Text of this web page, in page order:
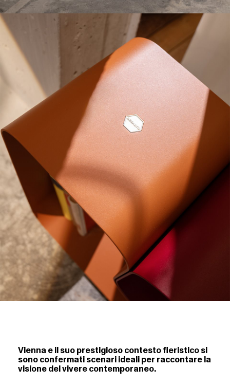
Vienna e il suo prestigioso contesto fieristico si
sono confermati scenari ideali per raccontare la
visione del vivere contemporaneo.